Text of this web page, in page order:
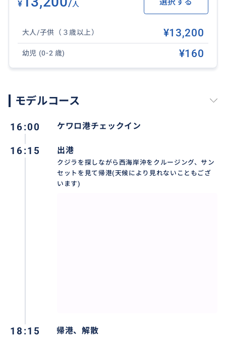
※港集合・解散となります。送迎はついておりませ
・ジャケットなど羽織れるもの (船上は冷えることがあ
・サングラスや帽子、日焼け止め、双眼鏡など
・必要であれば酔い止めの薬、 用法に従いご乗車前に
ご服用ください
¥ /人
大人/子供（３歳以上） ¥13,200
幼児 (0-2 歳) ¥160
モデルコース
16:00 ケワロ港チェックイン
16:15 出港
クジラを探しながら西海岸沖をクルージング、サン
セットを見て帰港(天候により見れないこともござ
います)
18:15 帰港、解散